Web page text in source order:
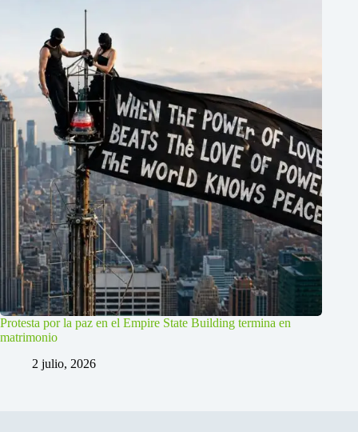
Protesta por la paz en el Empire State Building termina en
matrimonio
2 julio, 2026